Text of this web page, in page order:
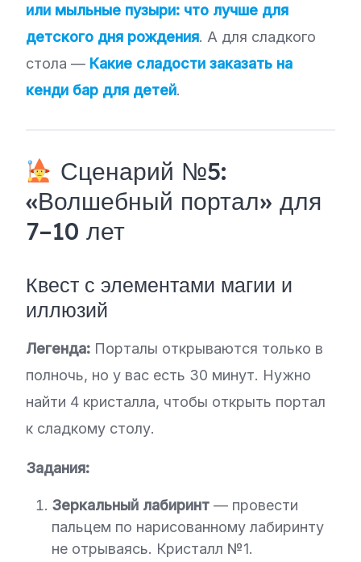
или мыльные пузыри: что лучше для
детского дня рождения. А для сладкого
стола — Какие сладости заказать на
кенди бар для детей.
Сценарий №5:
«Волшебный портал» для
7–10 лет
Квест с элементами магии и
иллюзий
Легенда: Порталы открываются только в
полночь, но у вас есть 30 минут. Нужно
найти 4 кристалла, чтобы открыть портал
к сладкому столу.
Задания:
Зеркальный лабиринт — провести
пальцем по нарисованному лабиринту
не отрываясь. Кристалл №1.